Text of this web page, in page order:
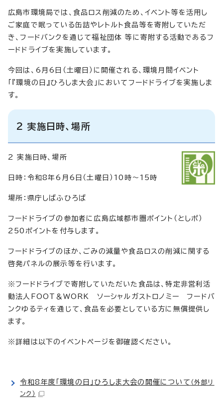
広島市環境局では、食品ロス削減のため、イベント等を活用し
ご家庭で眠っている缶詰やレトルト食品等を寄附していただ
き、フードバンクを通じて福祉団体 等に寄附する活動であるフ
ードドライブを実施しています。
今回は、6月6日（土曜日）に開催される、環境月間イベント
「『環境の日』ひろしま大会」においてフードドライブを実施しま
す。
2 実施日時、場所
2 実施日時、場所
日時：令和8年6月6日（土曜日）10時～15時
場所：県庁しばふひろば
フードドライブの参加者に広島広域都市圏ポイント（としポ）
250ポイントを付与します。
フードドライブのほか、ごみの減量や食品ロスの削減に関する
啓発パネルの展示等を行います。
※フードドライブで寄附していただいた食品は、特定非営利活
動法人FOOT＆WORK ソーシャルガストロノミー フードバ
ンクゆるティを通じて、食品を必要としている方に無償提供し
ます。
※詳細は以下のイベントページを御確認ください。
令和8年度「環境の日」ひろしま大会の開催について （外部リ
ンク）